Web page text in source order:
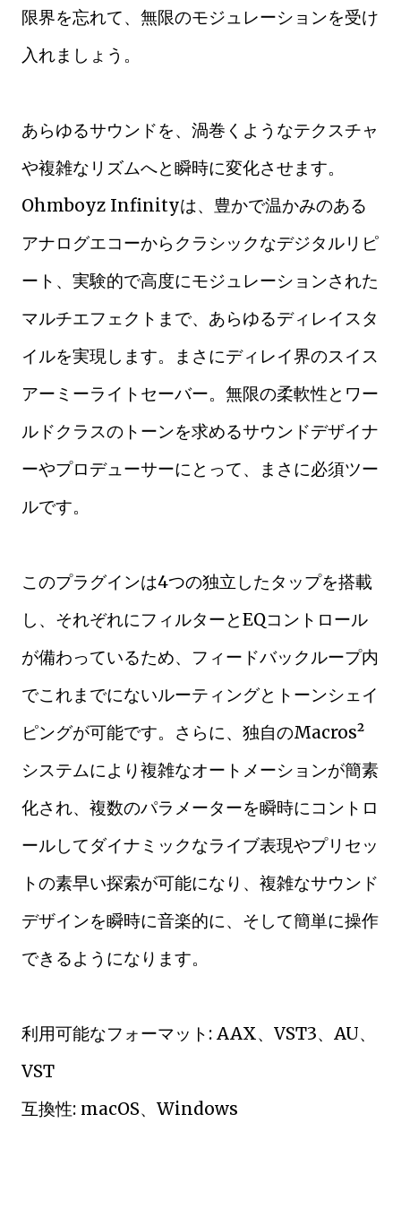
限界を忘れて、無限のモジュレーションを受け
入れましょう。
あらゆるサウンドを、渦巻くようなテクスチャ
や複雑なリズムへと瞬時に変化させます。
Ohmboyz Infinityは、豊かで温かみのある
アナログエコーからクラシックなデジタルリピ
ート、実験的で高度にモジュレーションされた
マルチエフェクトまで、あらゆるディレイスタ
イルを実現します。まさにディレイ界のスイス
アーミーライトセーバー。無限の柔軟性とワー
ルドクラスのトーンを求めるサウンドデザイナ
ーやプロデューサーにとって、まさに必須ツー
ルです。
このプラグインは4つの独立したタップを搭載
し、それぞれにフィルターとEQコントロール
が備わっているため、フィードバックループ内
でこれまでにないルーティングとトーンシェイ
ピングが可能です。さらに、独自のMacros²
システムにより複雑なオートメーションが簡素
化され、複数のパラメーターを瞬時にコントロ
ールしてダイナミックなライブ表現やプリセッ
トの素早い探索が可能になり、複雑なサウンド
デザインを瞬時に音楽的に、そして簡単に操作
できるようになります。
利用可能なフォーマット: AAX、VST3、AU、
VST
互換性: macOS、Windows